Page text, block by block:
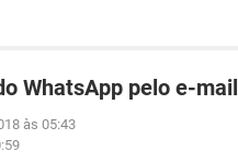
WhatsApp pelo e-mail
às 05:43